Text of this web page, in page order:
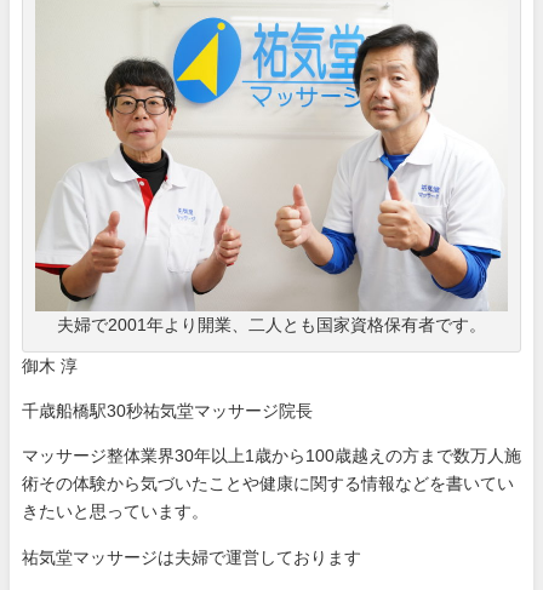
夫婦で2001年より開業、二人とも国家資格保有者です。
御木 淳
千歳船橋駅30秒祐気堂マッサージ院長
マッサージ整体業界30年以上1歳から100歳越えの方まで数万人施
術その体験から気づいたことや健康に関する情報などを書いてい
きたいと思っています。
祐気堂マッサージは夫婦で運営しております